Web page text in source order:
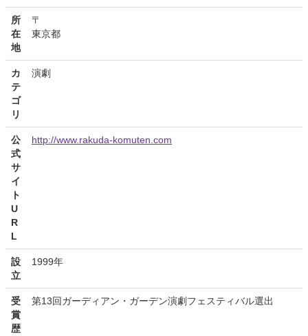
所
在
地
〒
東京都
カ
テ
ゴ
リ
演劇
公
式
サ
イ
ト
U
R
L
http://www.rakuda-komuten.com
設
立
1999年
受
賞
歴
第13回ガーディアン・ガーデン演劇フェスティバル選出